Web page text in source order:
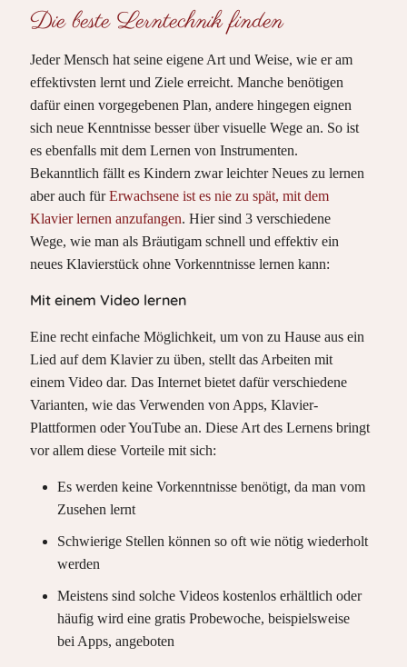
Die beste Lerntechnik finden
Jeder Mensch hat seine eigene Art und Weise, wie er am
effektivsten lernt und Ziele erreicht. Manche benötigen
dafür einen vorgegebenen Plan, andere hingegen eignen
sich neue Kenntnisse besser über visuelle Wege an. So ist
es ebenfalls mit dem Lernen von Instrumenten.
Bekanntlich fällt es Kindern zwar leichter Neues zu lernen
aber auch fürErwachsene ist es nie zu spät, mit dem
Klavier lernen anzufangen. Hier sind 3 verschiedene
Wege, wie man als Bräutigam schnell und effektiv ein
neues Klavierstück ohne Vorkenntnisse lernen kann:
Mit einem Video lernen
Eine recht einfache Möglichkeit, um von zu Hause aus ein
Lied auf dem Klavier zu üben, stellt das Arbeiten mit
einem Video dar. Das Internet bietet dafür verschiedene
Varianten, wie das Verwenden von Apps, Klavier-
Plattformen oder YouTube an. Diese Art des Lernens bringt
vor allem diese Vorteile mit sich:
Es werden keine Vorkenntnisse benötigt, da man vom
Zusehen lernt
Schwierige Stellen können so oft wie nötig wiederholt
werden
Meistens sind solche Videos kostenlos erhältlich oder
häufig wird eine gratis Probewoche, beispielsweise
bei Apps, angeboten